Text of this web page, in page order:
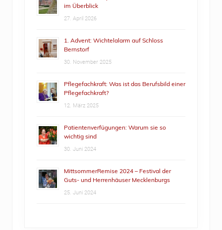
im Überblick
27. April 2026
1. Advent: Wichtelalarm auf Schloss
Bernstorf
30. November 2025
Pflegefachkraft: Was ist das Berufsbild einer
Pflegefachkraft?
12. März 2025
Patientenverfügungen: Warum sie so
wichtig sind
30. Juni 2024
MittsommerRemise 2024 – Festival der
Guts- und Herrenhäuser Mecklenburgs
25. Juni 2024